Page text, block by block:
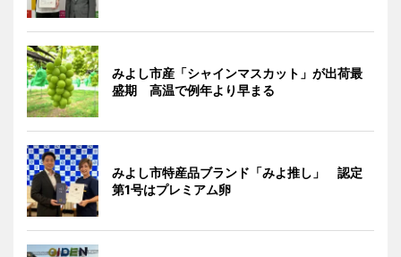
みよし市産「シャインマスカット」が出荷最
盛期 高温で例年より早まる
みよし市特産品ブランド「みよ推し」 認定
第1号はプレミアム卵